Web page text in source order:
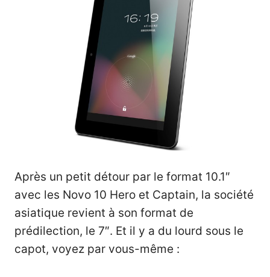
Après un petit détour par le format 10.1″
avec les Novo 10 Hero et Captain, la société
asiatique revient à son format de
prédilection, le 7″. Et il y a du lourd sous le
capot, voyez par vous-même :